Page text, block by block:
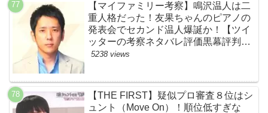
【マイファミリー考察】鳴沢温人は二
重人格だった！友果ちゃんのピアノの
発表会でセカンド温人爆誕か！【ツイ
ッターの考察ネタバレ評価黒幕評判感
想批判原作犯人キャスト脚本あらすじ
5238 views
【THE FIRST】疑似プロ審査８位はシ
ュント（Move On）！順位低すぎな